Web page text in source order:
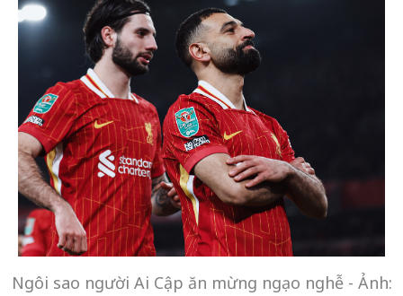
Ngôi sao người Ai Cập ăn mừng ngạo nghễ - Ảnh: